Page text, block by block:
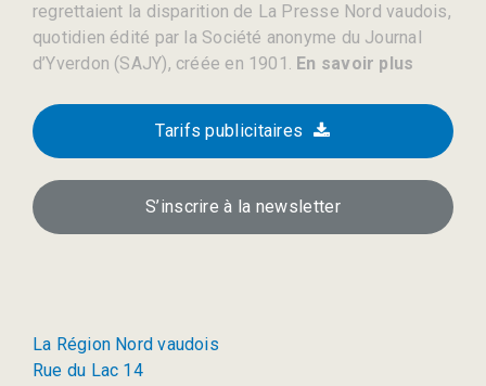
regrettaient la disparition de La Presse Nord vaudois,
quotidien édité par la Société anonyme du Journal
d’Yverdon (SAJY), créée en 1901. En savoir plus
Tarifs publicitaires
S’inscrire à la newsletter
La Région Nord vaudois
Rue du Lac 14